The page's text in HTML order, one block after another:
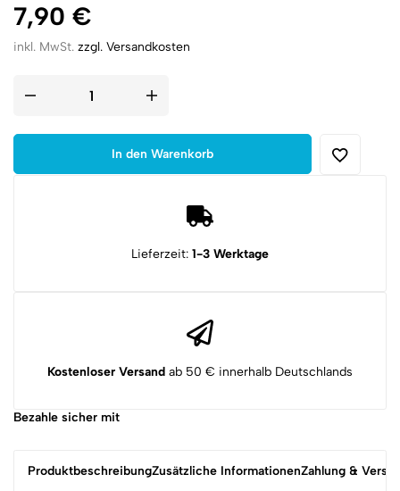
7,90 €
inkl. MwSt. zzgl. Versandkosten
Trouble
Town
Menge
In den Warenkorb
Lieferzeit: 1-3 Werktage
Kostenloser Versand ab 50 € innerhalb Deutschlands
Bezahle sicher mit
ProduktbeschreibungZusätzliche InformationenZahlung &